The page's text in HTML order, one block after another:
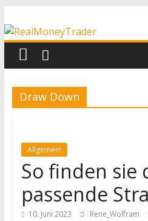
Inhalt
springen
Echtgeld-
Trading
Draw Down
Allgemein
So finden sie
passende
10. Juni 2023 Rene_Wolfram